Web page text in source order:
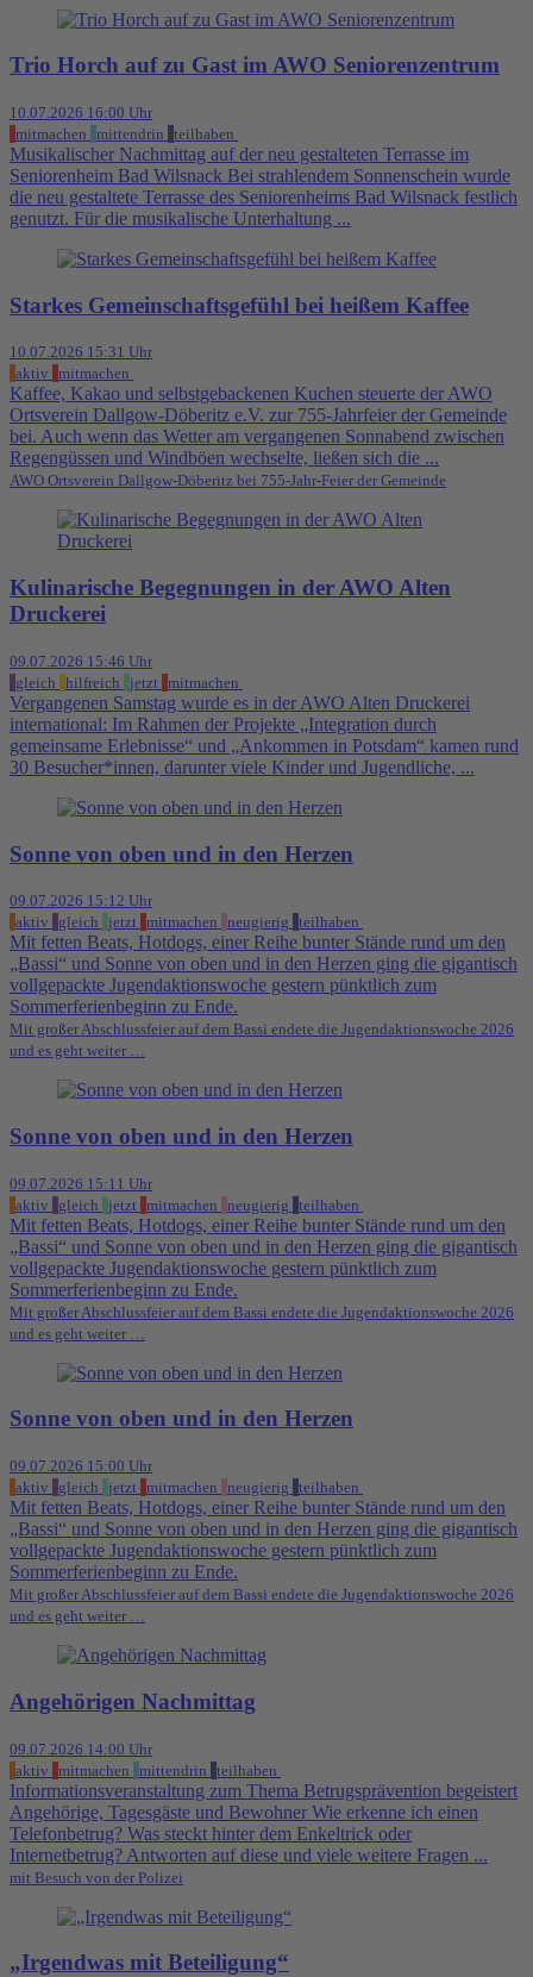
Trio Horch auf zu Gast im AWO Seniorenzentrum
10.07.2026 16:00 Uhr
mitmachen
mittendrin teilhaben
Musikalischer Nachmittag auf der neu gestalteten Terrasse im
Seniorenheim Bad Wilsnack Bei strahlendem Sonnenschein wurde
die neu gestaltete Terrasse des Seniorenheims Bad Wilsnack festlich
genutzt. Für die musikalische Unterhaltung ...
Starkes Gemeinschaftsgefühl bei heißem Kaffee
10.07.2026 15:31 Uhr
aktiv
mitmachen
Kaffee, Kakao und selbstgebackenen Kuchen steuerte der AWO
Ortsverein Dallgow-Döberitz e.V. zur 755-Jahrfeier der Gemeinde
bei. Auch wenn das Wetter am vergangenen Sonnabend zwischen
Regengüssen und Windböen wechselte, ließen sich die ...
AWO Ortsverein Dallgow-Döberitz bei 755-Jahr-Feier der Gemeinde
Kulinarische Begegnungen in der AWO Alten
Druckerei
09.07.2026 15:46 Uhr
gleich hilfreich jetzt mitmachen
Vergangenen Samstag wurde es in der AWO Alten Druckerei
international: Im Rahmen der Projekte „Integration durch
gemeinsame Erlebnisse“ und „Ankommen in Potsdam“ kamen rund
30 Besucher*innen, darunter viele Kinder und Jugendliche, ...
Sonne von oben und in den Herzen
09.07.2026 15:12 Uhr
aktiv
gleich jetzt mitmachen neugierig teilhaben
Mit fetten Beats, Hotdogs, einer Reihe bunter Stände rund um den
„Bassi“ und Sonne von oben und in den Herzen ging die gigantisch
vollgepackte Jugendaktionswoche gestern pünktlich zum
Sommerferienbeginn zu Ende.
Mit großer Abschlussfeier auf dem Bassi endete die Jugendaktionswoche 2026
und es geht weiter …
Sonne von oben und in den Herzen
09.07.2026 15:11 Uhr
aktiv
gleich jetzt mitmachen neugierig teilhaben
Mit fetten Beats, Hotdogs, einer Reihe bunter Stände rund um den
„Bassi“ und Sonne von oben und in den Herzen ging die gigantisch
vollgepackte Jugendaktionswoche gestern pünktlich zum
Sommerferienbeginn zu Ende.
Mit großer Abschlussfeier auf dem Bassi endete die Jugendaktionswoche 2026
und es geht weiter …
Sonne von oben und in den Herzen
09.07.2026 15:00 Uhr
aktiv
gleich jetzt mitmachen neugierig teilhaben
Mit fetten Beats, Hotdogs, einer Reihe bunter Stände rund um den
„Bassi“ und Sonne von oben und in den Herzen ging die gigantisch
vollgepackte Jugendaktionswoche gestern pünktlich zum
Sommerferienbeginn zu Ende.
Mit großer Abschlussfeier auf dem Bassi endete die Jugendaktionswoche 2026
und es geht weiter …
Angehörigen Nachmittag
09.07.2026 14:00 Uhr
aktiv
mitmachen mittendrin teilhaben
Informationsveranstaltung zum Thema Betrugsprävention begeistert
Angehörige, Tagesgäste und Bewohner Wie erkenne ich einen
Telefonbetrug? Was steckt hinter dem Enkeltrick oder
Internetbetrug? Antworten auf diese und viele weitere Fragen ...
mit Besuch von der Polizei
„Irgendwas mit Beteiligung“